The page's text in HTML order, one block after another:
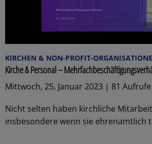
KIRCHEN & NON-PROFIT-
Kirche & Personal –
Mittwoch, 25. Januar 2023 | 81 Aufrufe
Nicht selten haben kirchliche
insbesondere wenn sie ehrenamtlich